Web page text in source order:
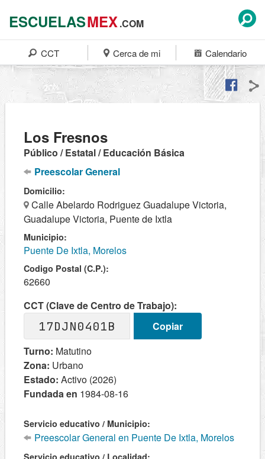
ESCUELASMEX.COM
CCT Cerca de mi Calendario
Los Fresnos
Público / Estatal / Educación Básica
Preescolar General
Domicilio:
Calle Abelardo Rodriguez Guadalupe Victoria,
Guadalupe Victoria, Puente de Ixtla
Municipio:
Puente De Ixtla, Morelos
Codigo Postal (C.P.):
62660
CCT (Clave de Centro de Trabajo):
17DJN0401B
Copiar
Turno: Matutino
Zona: Urbano
Estado: Activo (2026)
Fundada en 1984-08-16
Servicio educativo / Municipio:
Preescolar General en Puente De Ixtla, Morelos
Servicio educativo / Localidad: